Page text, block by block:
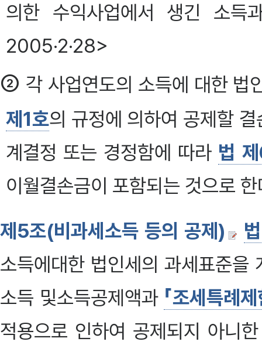
의한 수익사업에서 생긴 소
2005·2·28>
② 각 사업연도의 소득에 대한
제1호의 규정에 의하여 공제할
계결정 또는 경정함에 따라 법
이월결손금이 포함되는 것으로
제5조(비과세소득 등의 공제)
소득에대한 법인세의 과세표준을
소득 및소득공제액과 「조세특례
적용으로 인하여 공제되지 아니